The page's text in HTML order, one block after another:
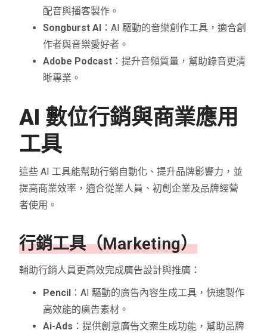
配音與播客製作。
Songburst AI ：AI 驅動的音樂創作工具，適合創
作者與音樂愛好者。
Adobe Podcast ：提升音頻質量，幫助錄音更清
晰專業。
AI 數位行銷與商業應用
工具
這些 AI 工具能幫助行銷自動化、提升品牌影響力，並
提高商業效率，適合從業人員、初創企業及品牌經營
者使用。
行銷工具（Marketing）
輔助行銷人員更高效完成廣告設計與推廣：
Pencil ：AI 驅動的廣告內容生成工具，快速製作
高效能的廣告素材。
Ai-Ads ：提供創意廣告文案生成功能，幫助品牌